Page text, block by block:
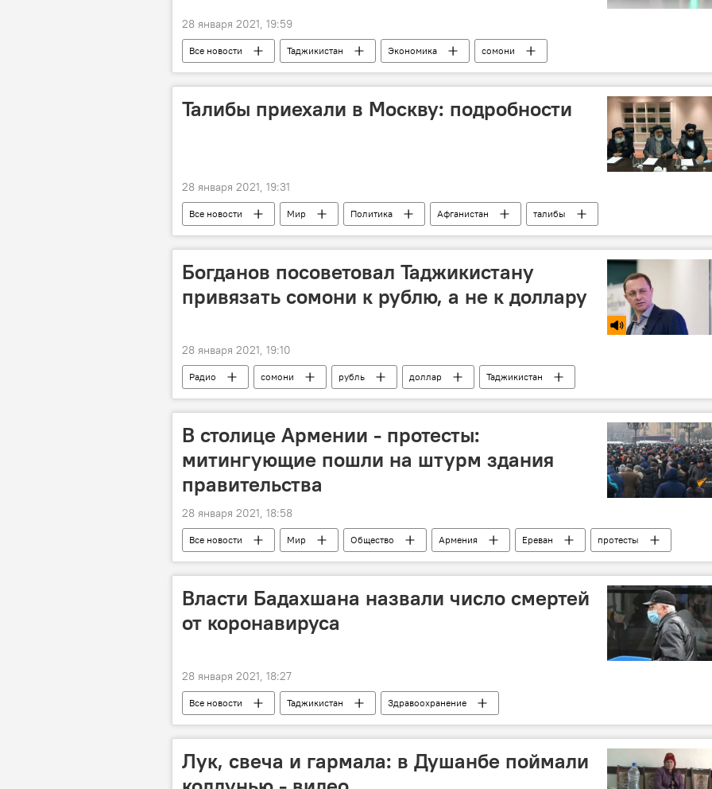
28 января 2021, 19:59
Все новости Таджикистан Экономика сомони
Талибы приехали в Москву: подробности
28 января 2021, 19:31
Все новости Мир Политика Афганистан талибы
Богданов посоветовал Таджикистану
привязать сомони к рублю, а не к доллару
28 января 2021, 19:10
Радио сомони рубль доллар
Таджикистан
Курсы валют в Таджикистане: сколько стоит рубль, доллар, евро
В столице Армении - протесты:
митингующие пошли на штурм здания
правительства
28 января 2021, 18:58
Все новости Мир Общество Армения Ереван
протесты
Видео
Власти Бадахшана назвали число смертей
от коронавируса
28 января 2021, 18:27
Все новости Таджикистан
Здравоохранение
Коронавирус в Таджикистане: последние новости
коронавирус Ташкент
Лук, свеча и гармала: в Душанбе поймали